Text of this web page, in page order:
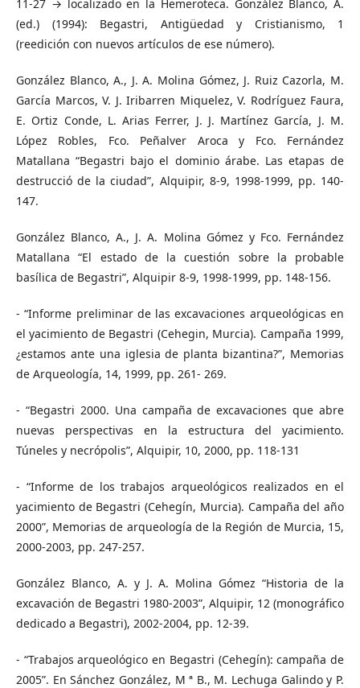
11-27 → localizado en la Hemeroteca. González Blanco, A.
(ed.) (1994): Begastri, Antigüedad y Cristianismo, 1
(reedición con nuevos artículos de ese número).
González Blanco, A., J. A. Molina Gómez, J. Ruiz Cazorla, M.
García Marcos, V. J. Iribarren Miquelez, V. Rodríguez Faura,
E. Ortiz Conde, L. Arias Ferrer, J. J. Martínez García, J. M.
López Robles, Fco. Peñalver Aroca y Fco. Fernández
Matallana “Begastri bajo el dominio árabe. Las etapas de
destrucció de la ciudad”, Alquipir, 8-9, 1998-1999, pp. 140-
147.
González Blanco, A., J. A. Molina Gómez y Fco. Fernández
Matallana “El estado de la cuestión sobre la probable
basílica de Begastri”, Alquipir 8-9, 1998-1999, pp. 148-156.
- “Informe preliminar de las excavaciones arqueológicas en
el yacimiento de Begastri (Cehegin, Murcia). Campaña 1999,
¿estamos ante una iglesia de planta bizantina?”, Memorias
de Arqueología, 14, 1999, pp. 261- 269.
- “Begastri 2000. Una campaña de excavaciones que abre
nuevas perspectivas en la estructura del yacimiento.
Túneles y necrópolis”, Alquipir, 10, 2000, pp. 118-131
- “Informe de los trabajos arqueológicos realizados en el
yacimiento de Begastri (Cehegín, Murcia). Campaña del año
2000”, Memorias de arqueología de la Región de Murcia, 15,
2000-2003, pp. 247-257.
González Blanco, A. y J. A. Molina Gómez “Historia de la
excavación de Begastri 1980-2003”, Alquipir, 12 (monográfico
dedicado a Begastri), 2002-2004, pp. 12-39.
- “Trabajos arqueológico en Begastri (Cehegín): campaña de
2005”. En Sánchez González, M ª B., M. Lechuga Galindo y P.